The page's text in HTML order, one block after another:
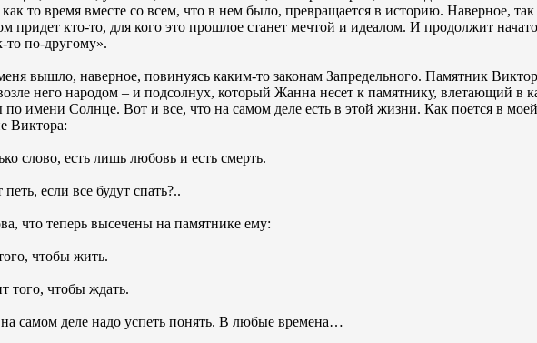
то время вместе со всем, что в нем было, превращается в историю. Наверное, так
придет кто-то, для кого это прошлое станет мечтой и идеалом. И продолжит
то по-другому».
вышло, наверное, повинуясь каким-то законам Запредельного. Памятник
него народом – и подсолнух, который Жанна несет к памятнику, влетающий в
по имени Солнце. Вот и все, что на самом деле есть в этой жизни. Как поется в моей
Виктора:
слово, есть лишь любовь и есть смерть.
если все будут спать?..
что теперь высечены на памятнике ему:
чтобы жить.
того, чтобы ждать.
самом деле надо успеть понять. В любые времена…